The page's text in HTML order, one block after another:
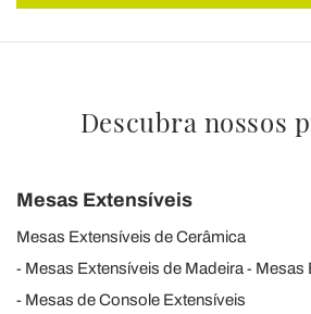
Descubra nossos
Mesas Extensíveis
Mesas Extensíveis de Cerâmica
Mesas Extensíveis de Madeira
Mesas
Mesas de Console Extensíveis